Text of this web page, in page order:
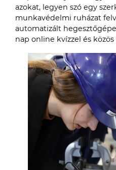
azokat, legyen szó egy
munkavédelmi ruházat
automatizált
nap online kvízzel és közös